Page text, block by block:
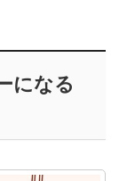
になる